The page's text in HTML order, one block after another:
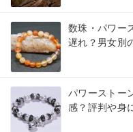
数珠・パワー
遅れ？男女別
パワーストー
感？評判や身